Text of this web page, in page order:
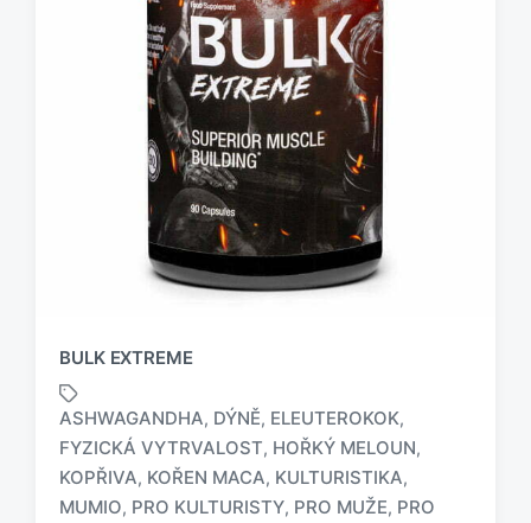
BULK EXTREME
ASHWAGANDHA, DÝNĚ, ELEUTEROKOK,
FYZICKÁ VYTRVALOST, HOŘKÝ MELOUN,
KOPŘIVA, KOŘEN MACA, KULTURISTIKA,
MUMIO, PRO KULTURISTY, PRO MUŽE, PRO